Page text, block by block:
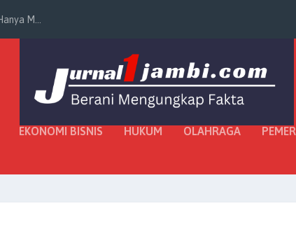
M...
EKONOMI BISNIS HUKUM OLAHRAGA